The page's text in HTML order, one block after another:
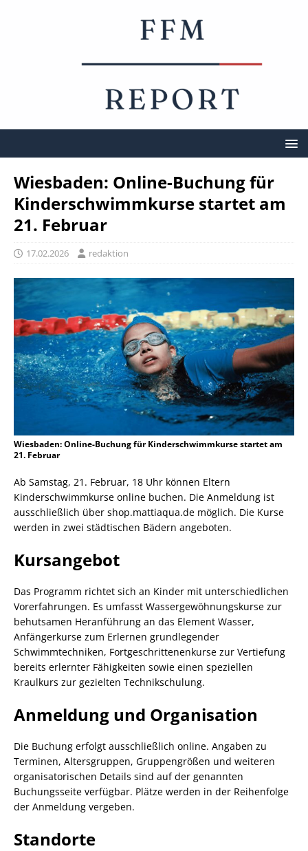
Wiesbaden: Online-Buchung für
Kinderschwimmkurse startet am
21. Februar
17.02.2026 redaktion
Wiesbaden: Online-Buchung für Kinderschwimmkurse startet am
21. Februar
Ab Samstag, 21. Februar, 18 Uhr können Eltern
Kinderschwimmkurse online buchen. Die Anmeldung ist
ausschließlich über shop.mattiaqua.de möglich. Die Kurse
werden in zwei städtischen Bädern angeboten.
Kursangebot
Das Programm richtet sich an Kinder mit unterschiedlichen
Vorerfahrungen. Es umfasst Wassergewöhnungskurse zur
behutsamen Heranführung an das Element Wasser,
Anfängerkurse zum Erlernen grundlegender
Schwimmtechniken, Fortgeschrittenenkurse zur Vertiefung
bereits erlernter Fähigkeiten sowie einen speziellen
Kraulkurs zur gezielten Technikschulung.
Anmeldung und Organisation
Die Buchung erfolgt ausschließlich online. Angaben zu
Terminen, Altersgruppen, Gruppengrößen und weiteren
organisatorischen Details sind auf der genannten
Buchungsseite verfügbar. Plätze werden in der Reihenfolge
der Anmeldung vergeben.
Standorte